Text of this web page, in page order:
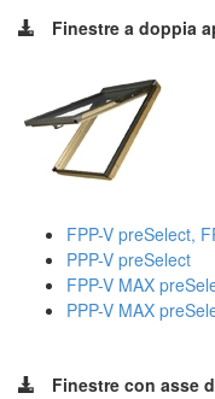
Finestre a doppia
FPP-V preSelect,
PPP-V preSelect
FPP-V MAX
PPP-V MAX
Finestre con asse